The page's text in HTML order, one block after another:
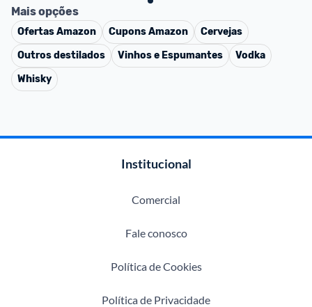
Mais opções
OfertasAmazon CuponsAmazon
Cervejas
Outros destilados
Vinhos e Espumantes
Vodka
Whisky
Institucional
Comercial
Fale conosco
Política de Cookies
Política de Privacidade